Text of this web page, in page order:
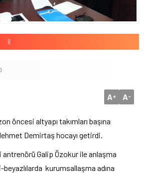
A+ A-
öncesi altyapı takımları başına
Demirtaş hocayı getirdi.
antrenörü Galip Özokur ile anlaşma
kurumsallaşma adına